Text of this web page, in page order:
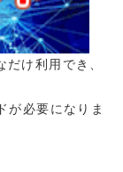
け利用でき、
が必要になりま